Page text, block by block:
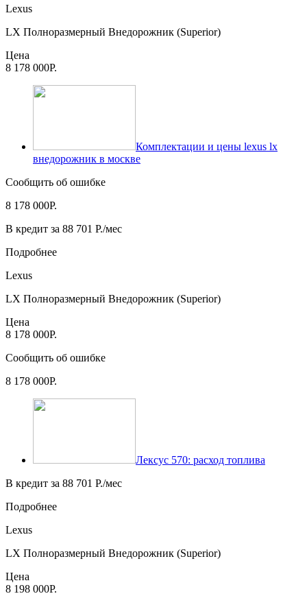
Lexus
LX Полноразмерный Внедорожник (Superior)
Цена
8 178 000Р.
Комплектации и цены lexus lx
внедорожник в москве
Сообщить об ошибке
8 178 000Р.
В кредит за 88 701 Р./мес
Подробнее
Lexus
LX Полноразмерный Внедорожник (Superior)
Цена
8 178 000Р.
Сообщить об ошибке
8 178 000Р.
Лексус 570: расход топлива
В кредит за 88 701 Р./мес
Подробнее
Lexus
LX Полноразмерный Внедорожник (Superior)
Цена
8 198 000Р.